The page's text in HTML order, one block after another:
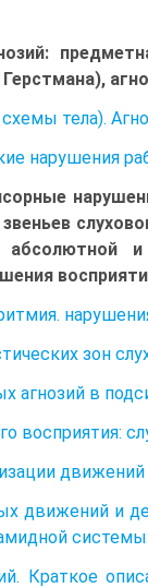
тела).
нарушения
абсолютной
зон
агнозий в
восприятия:
движений и
Краткое